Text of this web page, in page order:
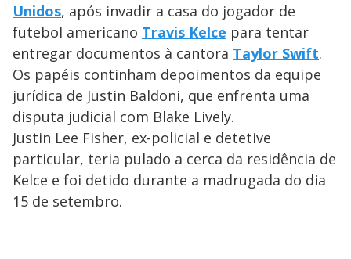
Unidos, após invadir a casa do jogador de
futebol americano Travis Kelce para tentar
entregar documentos à cantora Taylor Swift.
Os papéis continham depoimentos da equipe
jurídica de Justin Baldoni, que enfrenta uma
disputa judicial com Blake Lively.
Justin Lee Fisher, ex-policial e detetive
particular, teria pulado a cerca da residência de
Kelce e foi detido durante a madrugada do dia
15 de setembro.